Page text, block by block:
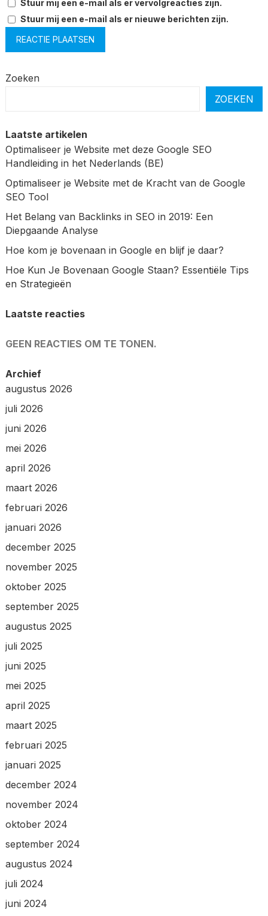
Stuur mij een e-mail als er vervolgreacties zijn.
Stuur mij een e-mail als er nieuwe berichten zijn.
Zoeken
ZOEKEN
Laatste artikelen
Optimaliseer je Website met deze Google SEO
Handleiding in het Nederlands (BE)
Optimaliseer je Website met de Kracht van de Google
SEO Tool
Het Belang van Backlinks in SEO in 2019: Een
Diepgaande Analyse
Hoe kom je bovenaan in Google en blijf je daar?
Hoe Kun Je Bovenaan Google Staan? Essentiële Tips
en Strategieën
Laatste reacties
GEEN REACTIES OM TE TONEN.
Archief
augustus 2026
juli 2026
juni 2026
mei 2026
april 2026
maart 2026
februari 2026
januari 2026
december 2025
november 2025
oktober 2025
september 2025
augustus 2025
juli 2025
juni 2025
mei 2025
april 2025
maart 2025
februari 2025
januari 2025
december 2024
november 2024
oktober 2024
september 2024
augustus 2024
juli 2024
juni 2024